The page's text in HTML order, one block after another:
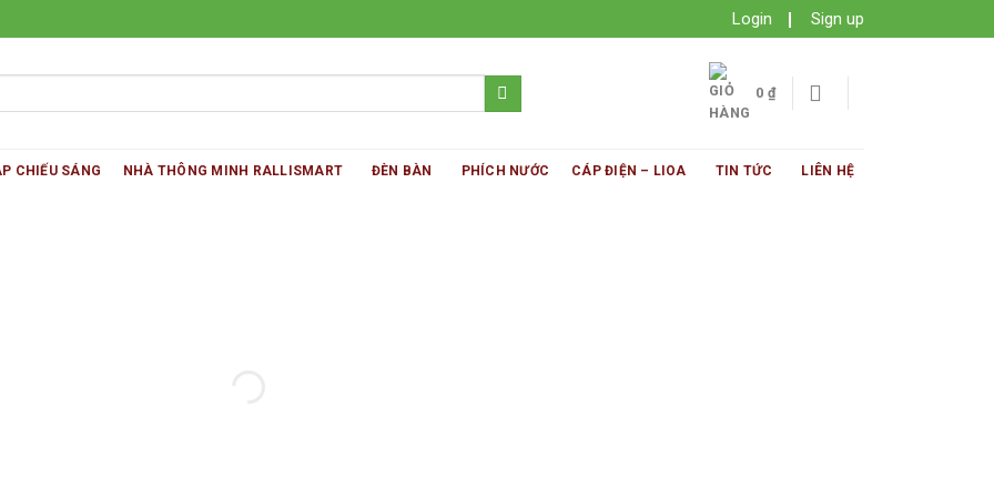
Login Sign up
0 ₫
CHIẾU SÁNG NHÀ THÔNG MINH RALLISMART ĐÈN BÀN PHÍCH NƯỚC CÁP ĐIỆN – LIOA TIN TỨC LIÊN HỆ